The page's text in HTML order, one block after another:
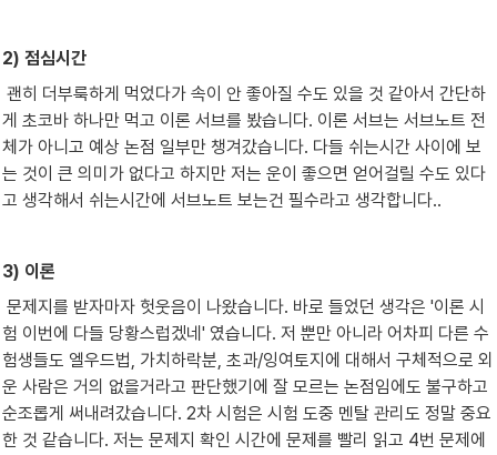
2) 점심시간
게 초코바 하나만 먹고 이론 서브를 봤습니다. 이론 서브는 서브노트 전
체가 아니고 예상 논점 일부만 챙겨갔습니다. 다들 쉬는시간 사이에 보
는 것이 큰 의미가 없다고 하지만 저는 운이 좋으면 얻어걸릴 수도 있다
고 생각해서 쉬는시간에 서브노트 보는건 필수라고 생각합니다..
3) 이론
험 이번에 다들 당황스럽겠네' 였습니다. 저 뿐만 아니라 어차피 다른 수
험생들도 엘우드법, 가치하락분, 초과/잉여토지에 대해서 구체적으로 외
운 사람은 거의 없을거라고 판단했기에 잘 모르는 논점임에도 불구하고
순조롭게 써내려갔습니다. 2차 시험은 시험 도중 멘탈 관리도 정말 중요
한 것 같습니다. 저는 문제지 확인 시간에 문제를 빨리 읽고 4번 문제에